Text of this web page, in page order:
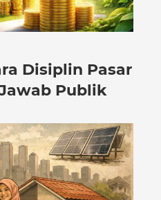
Disiplin Pasar
Publik